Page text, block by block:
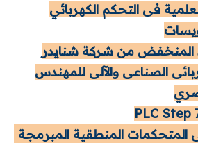
فى التحكم الكهربائي
المنخفض من شركة شنايدر
الصناعى والآلى للمهندس
المنطقية المبرمجة